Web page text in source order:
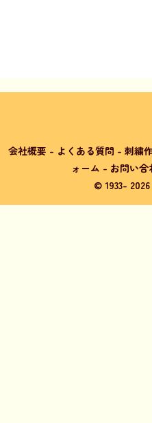
会社概要 - よくある質問 - 刺繍
ォーム - お問い合
© 1933- 2026